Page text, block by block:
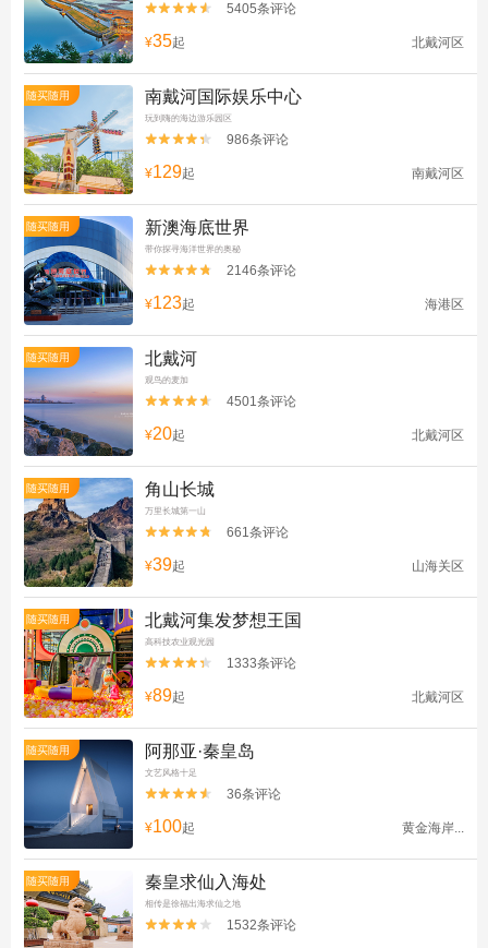

 5405条评论
¥35起 北戴河区
随买随用 南戴河国际娱乐中心
玩到嗨的海边游乐园区

 986条评论
¥129起 南戴河区
随买随用 新澳海底世界
带你探寻海洋世界的奥秘

 2146条评论
¥123起 海港区
随买随用 北戴河
观鸟的麦加

 4501条评论
¥20起 北戴河区
随买随用 角山长城
万里长城第一山

 661条评论
¥39起 山海关区
随买随用 北戴河集发梦想王国
高科技农业观光园

 1333条评论
¥89起 北戴河区
随买随用 阿那亚·秦皇岛
文艺风格十足

 36条评论
¥100起 黄金海岸...
随买随用 秦皇求仙入海处
相传是徐福出海求仙之地

 1532条评论